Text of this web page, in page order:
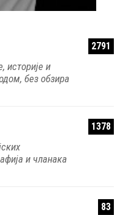
2791
и
без обзира
1378
и чланака
83